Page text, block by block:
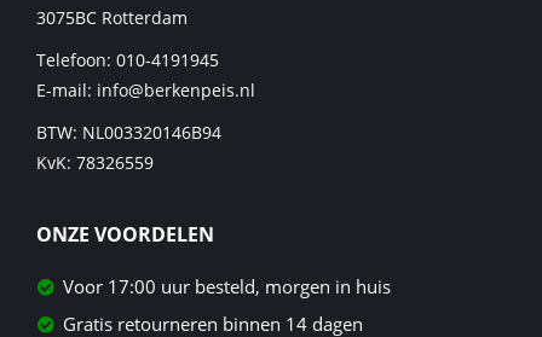
3075BC Rotterdam
Telefoon: 010-4191945
E-mail: info@berkenpeis.nl
BTW: NL003320146B94
KvK: 78326559
ONZE VOORDELEN
Voor 17:00 uur besteld, morgen in huis
Gratis retourneren binnen 14 dagen